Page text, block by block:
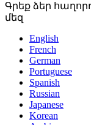
Գրեք ձեր
մեզ
English
French
German
Portuguese
Spanish
Russian
Japanese
Korean